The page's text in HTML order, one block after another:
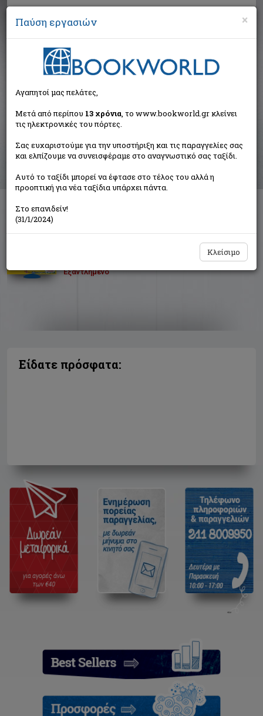
Αναζήτηση
Αποτελέσματα αναζήτησης
Συγγραφέας: Clough Julie (1 βιβλία)
Ταξινόμηση ανά:
Τόμας το τρενάκι: Μαθαίνω το αλφαβήτο
Εξαντλημένο
Είδατε πρόσφατα:
×
Παύση εργασιών
Αγαπητοί μας πελάτες,
Μετά από περίπου 13 χρόνια, το www.bookworld.gr κλείνει
τις ηλεκτρονικές του πόρτες.
Σας ευχαριστούμε για την υποστήριξη και τις παραγγελίες σας
και ελπίζουμε να συνεισφέραμε στο αναγνωστικό σας ταξίδι.
Αυτό το ταξίδι μπορεί να έφτασε στο τέλος του αλλά η
προοπτική για νέα ταξίδια υπάρχει πάντα.
Στο επανιδείν!
(31/1/2024)
Κλείσιμο